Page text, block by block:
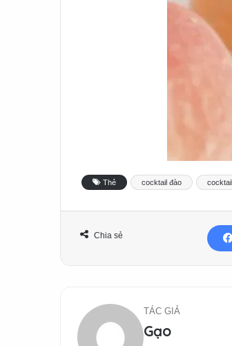
Thẻ cocktail đào
Chia sẻ
TÁC GIẢ
Gạo